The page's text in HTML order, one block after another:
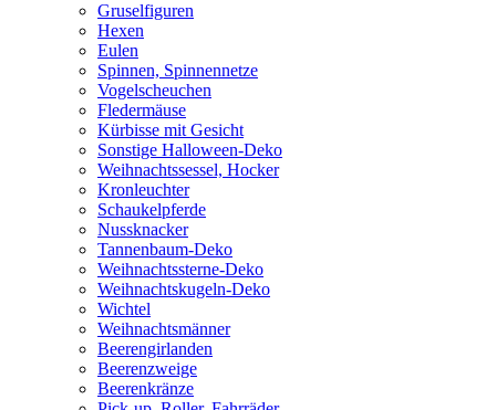
Gruselfiguren
Hexen
Eulen
Spinnen, Spinnennetze
Vogelscheuchen
Fledermäuse
Kürbisse mit Gesicht
Sonstige Halloween-Deko
Weihnachtssessel, Hocker
Kronleuchter
Schaukelpferde
Nussknacker
Tannenbaum-Deko
Weihnachtssterne-Deko
Weihnachtskugeln-Deko
Wichtel
Weihnachtsmänner
Beerengirlanden
Beerenzweige
Beerenkränze